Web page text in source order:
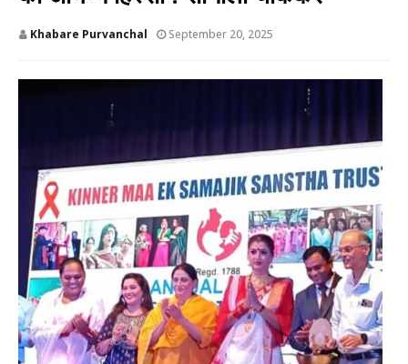
Khabare Purvanchal September 20, 2025